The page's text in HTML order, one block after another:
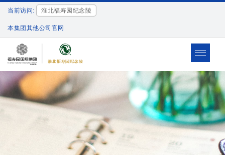
当前访问: 淮北福寿园纪念陵
本集团其他公司官网
Toggle